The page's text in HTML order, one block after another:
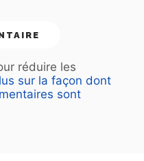
réduire les
sur la façon dont
sont